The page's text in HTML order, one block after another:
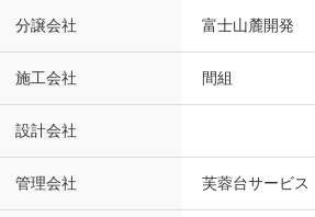
分譲会社 富士山麓開発
施工会社 間組
設計会社
管理会社 芙蓉台サービス